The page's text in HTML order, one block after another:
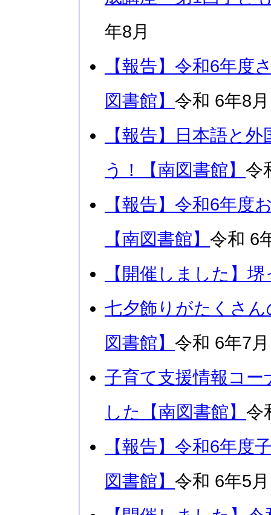
年8月
【報告】令和6年度
図書館】 令和 6年8月
【報告】日本語と
う！【南図書館】 令
【報告】令和6年度
【南図書館】 令和 6
【開催しました】
七夕飾りがたくさ
図書館】 令和 6年7月
子育て支援情報コ
した【南図書館】 令
【報告】令和6年
図書館】 令和 6年5月